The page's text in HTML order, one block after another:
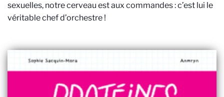
sexuelles, notre cerveau est aux commandes : c’est lui le
véritable chef d’orchestre !